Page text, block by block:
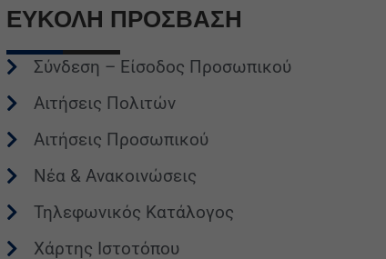
ΕΥΚΟΛΗ ΠΡΟΣΒΑΣΗ
Σύνδεση – Είσοδος Προσωπικού
Αιτήσεις Πολιτών
Αιτήσεις Προσωπικού
Νέα & Ανακοινώσεις
Τηλεφωνικός Κατάλογος
Χάρτης Ιστοτόπου